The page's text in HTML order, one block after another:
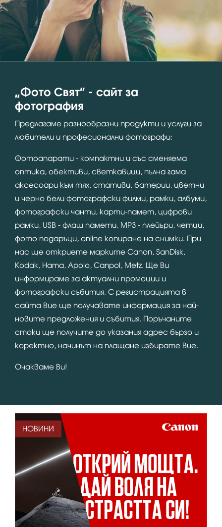
“Фото Свят” - сайт за
фотография
Предлагаме разнообразни продукти и услуги за
любители и професионални фотографи:
Фотоапарати - компактни и със сменяема
оптика, обективи, светкавици, пълна гама
аксесоари към тях, стативи, батерии, цветни
и черно бели фотографски филми, рамки, албуми,
фотографски чанти, карти-памет, цифрови
рамки, USB - флаш памети, MP3 - плейъри, четци,
фото подаръци, online копиране на снимки. При
нас ще откриете марките Canon, SanDisk,
Kodak, Hama, Apolo, Canpol, Metz. Ще Ви
информираме за актуални промоции и
фотографски събития. С регистрацията в
сайта Вие ще получавате информация за най-
новите предложения и събития. Поръчаните
стоки ще получите до указания адрес бързо и
коректно, начинът на плащане избирате Вие.
Очакваме Ви!
НОВИНИ